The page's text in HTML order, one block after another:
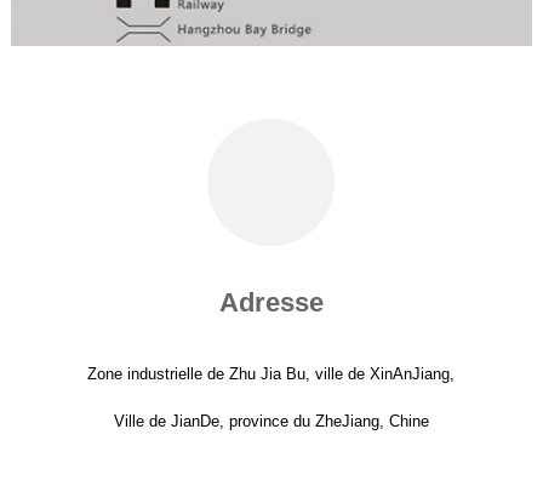
Adresse
Zone industrielle de Zhu Jia Bu, ville de XinAnJiang,
Ville de JianDe, province du ZheJiang, Chine